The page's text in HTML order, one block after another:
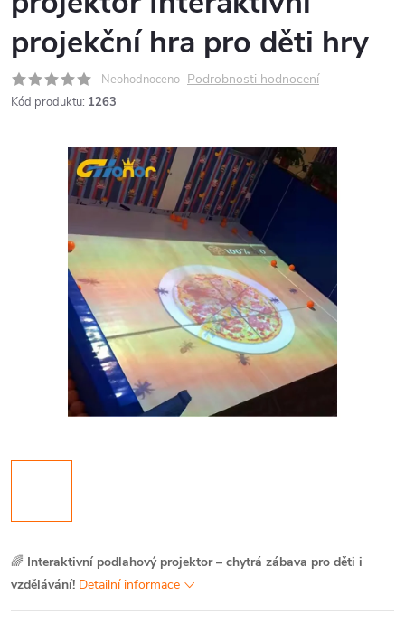
projekční hra pro děti hry
Neohodnoceno Podrobnosti hodnocení
Kód produktu: 1263
🌈 Interaktivní podlahový projektor – chytrá zábava pro děti i
vzdělávání! Detailní informace